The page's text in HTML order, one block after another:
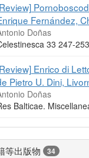
Fernández,
Doñas
33 247-
Enrico di
Pietro U. Dini,
Doñas
Balticae.
等出版物 34